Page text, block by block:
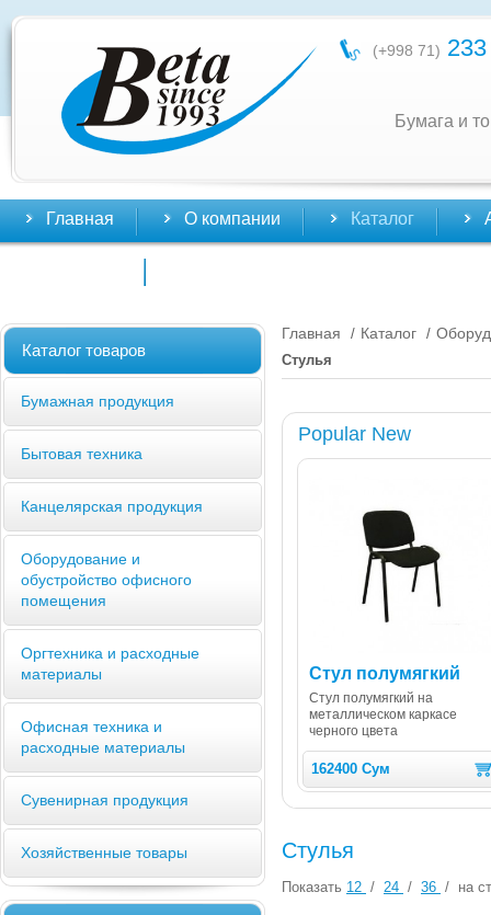
(+998 71)
Бумага и
Главная О компании Каталог
Каталог товаров
Бумажная продукция
Бытовая техника
Канцелярская продукция
Оборудование и
обустройство офисного
помещения
Оргтехника и расходные
материалы
Офисная техника и
расходные материалы
Сувенирная продукция
Хозяйственные товары
Главная / Каталог /
Стулья
Popular New
Стул полумягкий
Стул полумягкий на
металлическом каркасе
черного цвета
162400 Сум
Стулья
Показать 12 / 24 / 36 / на